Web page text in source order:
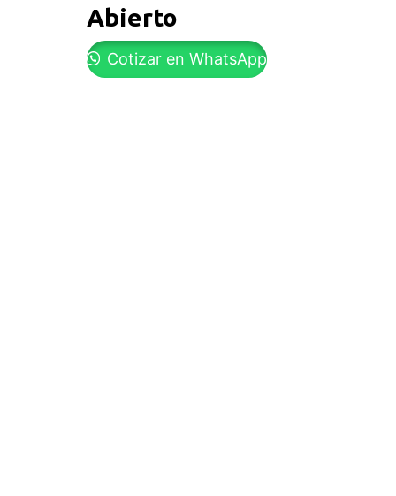
Abierto
Cotizar en WhatsApp